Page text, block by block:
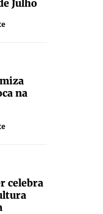
Julho
na
celebra